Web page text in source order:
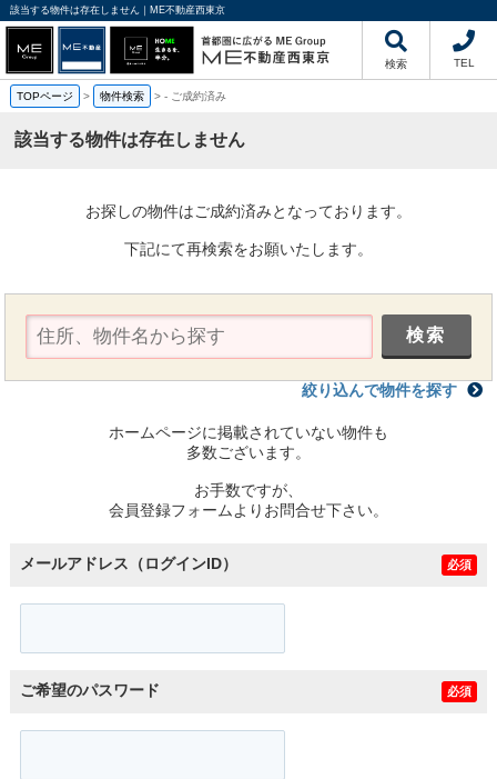
該当する物件は存在しません｜ME不動産西東京
検索 TEL
TOPページ > 物件検索 >- ご成約済み
該当する物件は存在しません
お探しの物件はご成約済みとなっております。
下記にて再検索をお願いたします。
絞り込んで物件を探す
ホームページに掲載されていない物件も
多数ございます。
お手数ですが、
会員登録フォームよりお問合せ下さい。
メールアドレス（ログインID） 必須
ご希望のパスワード 必須